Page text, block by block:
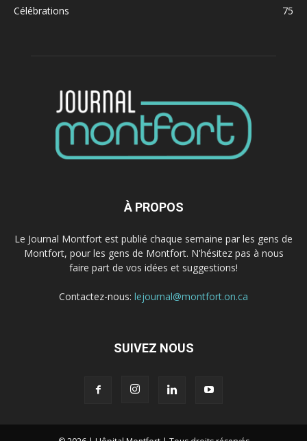
Célébrations
75
À PROPOS
Le Journal Montfort est publié chaque semaine par les gens de
Montfort, pour les gens de Montfort. N'hésitez pas à nous
faire part de vos idées et suggestions!
Contactez-nous: lejournal@montfort.on.ca
SUIVEZ NOUS